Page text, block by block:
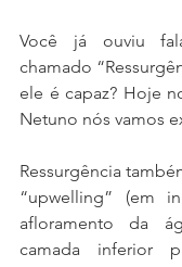
Você já ouviu
chamado
ele é capaz? Hoje
Netuno nós vamos
Ressurgência
“upwelling” (em
afloramento da
camada inferior